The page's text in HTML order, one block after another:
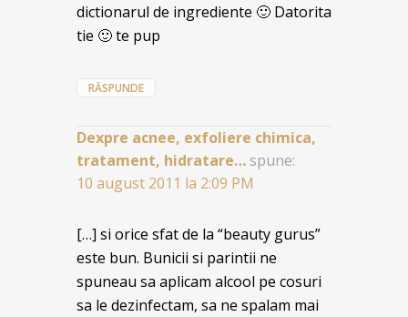
dictionarul de ingrediente 🙂 Datorita
tie 🙂 te pup
RĂSPUNDE
Dexpre acnee, exfoliere chimica,
tratament, hidratare… spune:
10 august 2011 la 2:09 PM
[…] si orice sfat de la “beauty gurus”
este bun. Bunicii si parintii ne
spuneau sa aplicam alcool pe cosuri
sa le dezinfectam, sa ne spalam mai